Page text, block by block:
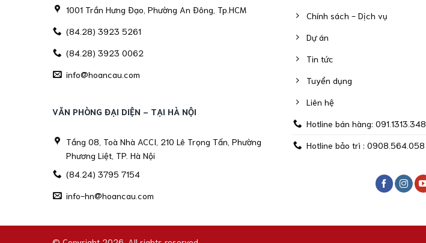
1001 Trần Hưng Đạo, Phường An Đông, Tp.HCM
(84.28) 3923 5261
(84.28) 3923 0062
info@hoancau.com
VĂN PHÒNG ĐẠI DIỆN - TẠI HÀ NỘI
Tầng 08, Toà Nhà ACCI, 210 Lê Trọng Tấn, Phường
Phương Liệt, TP. Hà Nội
(84.24) 3795 7154
info-hn@hoancau.com
Chính sách - Dịch vụ
Dự án
Tin tức
Tuyển dụng
Liên hệ
Hotline bán hàng: 091.1313.348
Hotline bảo trì : 0908.564.058